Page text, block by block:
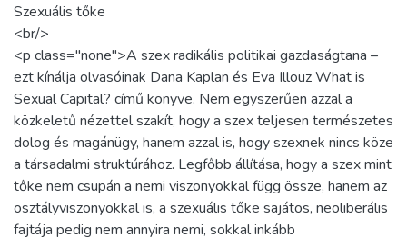
Szexuális tőke
<br/>
<p class="none">A szex radikális politikai gazdaságtana –
ezt kínálja olvasóinak Dana Kaplan és Eva Illouz What is
Sexual Capital? című könyve. Nem egyszerűen azzal a
közkeletű nézettel szakít, hogy a szex teljesen természetes
dolog és magánügy, hanem azzal is, hogy szexnek nincs köze
a társadalmi struktúrához. Legfőbb állítása, hogy a szex mint
tőke nem csupán a nemi viszonyokkal függ össze, hanem az
osztályviszonyokkal is, a szexuális tőke sajátos, neoliberális
fajtája pedig nem annyira nemi, sokkal inkább